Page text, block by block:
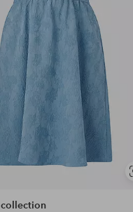
collection